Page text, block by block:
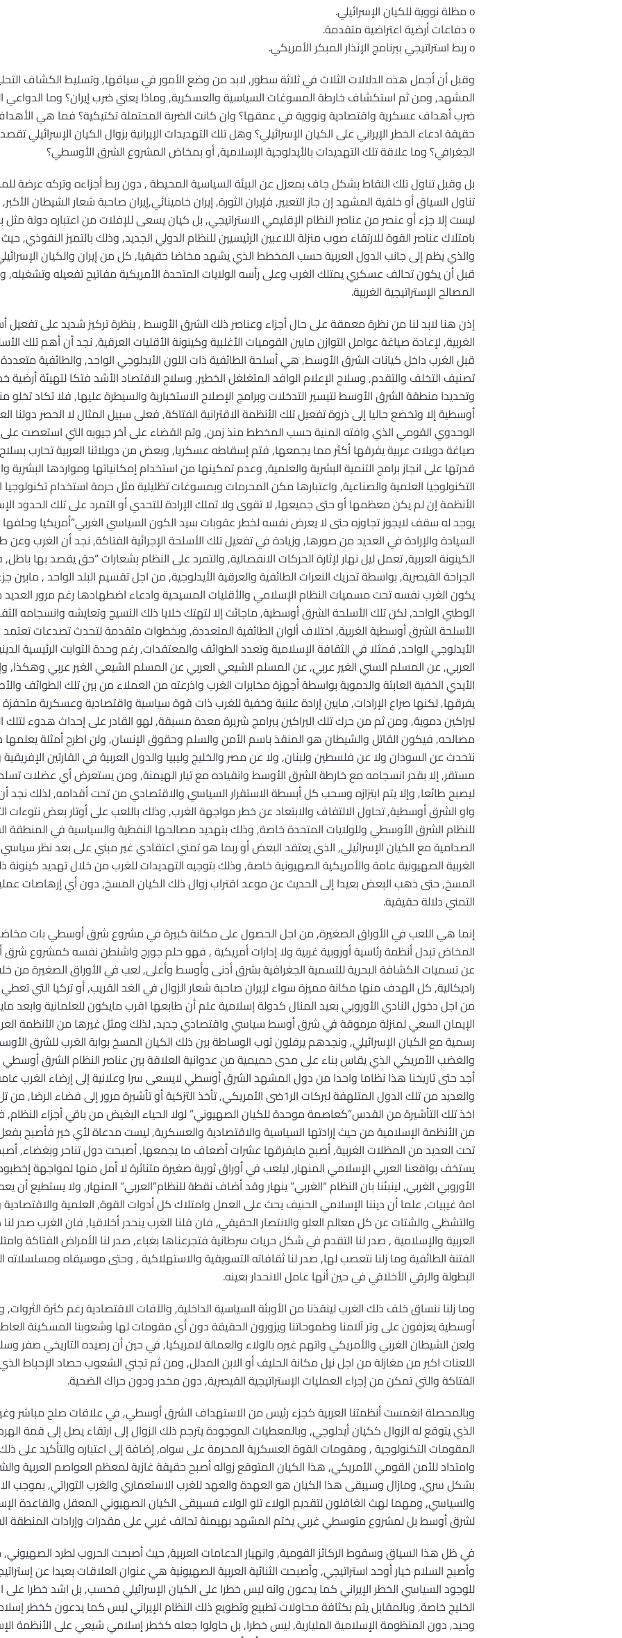
o مظلة نووية للكيان الإسرائيلي.
o دفاعات أرضية اعتراضية متقدمة.
o ربط استراتيجي ببرنامج الإنذار المبكر الأمريكي.
وقبل أن أجمل هذه الدلالات الثلاث في ثلاثة سطور, لابد من وضع الأمور في سياقها, وتسليط الكشاف
المشهد, ومن ثم استكشاف خارطة المسوغات السياسية والعسكرية, وماذا يعني ضرب إيران؟ وما الدواعي
ضرب أهداف عسكرية واقتصادية ونووية في عمقها؟ وان كانت الضربة المحتملة تكتيكية؟ فما هي الأهداف
حقيقة ادعاء الخطر الإيراني على الكيان الإسرائيلي؟ وهل تلك التهديدات الإيرانية بزوال الكيان الإسرائيلي
الجغرافي؟ وما علاقة تلك التهديدات بالأيدلوجية الإسلامية, أو بمخاض المشروع الشرق الأوسطي؟
بل وقبل تناول تلك النقاط بشكل جاف بمعزل عن البيئة السياسية المحيطة , دون ربط أجزاءه وتركه عرضة
تناول السياق أو خلفية المشهد إن جاز التعبير, فإيران الثورة, إيران خامينائي,إيران صاحبة شعار الشيطان
ليست إلا جزء أو عنصر من عناصر النظام الإقليمي الاستراتيجي, بل كيان يسعى للإفلات من اعتباره دولة
بامتلاك عناصر القوة للارتقاء صوب منزلة اللاعبين الرئيسيين للنظام الدولي الجديد, وذلك بالتميز
والذي يظم إلى جانب الدول العربية حسب المخطط الذي يشهد مخاضا حقيقيا, كل من إيران والكيان
قبل أن يكون تحالف عسكري يمتلك الغرب وعلى رأسه الولايات المتحدة الأمريكية مفاتيح تفعيله
المصالح الإستراتيجية الغربية.
إذن هنا لابد لنا من نظرة معمقة على حال أجزاء وعناصر ذلك الشرق الأوسط , بنظرة تركيز شديد على تفعيل
الغربية, لإعادة صياغة عوامل التوازن مابين القوميات الأغلبية وكينونة الأقليات العرقية, نجد أن أهم تلك
قبل الغرب داخل كيانات الشرق الأوسط, هي أسلحة الطائفية ذات اللون الأيدلوجي الواحد, والطائفية متعددة
تصنيف التخلف والتقدم, وسلاح الإعلام الوافد المتغلغل الخطير, وسلاح الاقتصاد الأشد فتكا لتهيئة أرضية
وتحديدا منطقة الشرق الأوسط لتيسير التدخلات وبرامج الإصلاح الاستخبارية والسيطرة عليها, فلا تكاد تخلو
أوسطية إلا وتخضع حاليا إلى ذروة تفعيل تلك الأنظمة الاقترانية الفتاكة, فعلى سبيل المثال لا الحصر دولنا
الوحدوي القومي الذي وافته المنية حسب المخطط منذ زمن, وتم القضاء على آخر جيوبه التي استعصت على
صياغة دويلات عربية يفرقها أكثر مما يجمعها, فتم إسقاطه عسكريا, وبعض من دويلاتنا العربية تحارب
قدرتها على انجاز برامج التنمية البشرية والعلمية, وعدم تمكينها من استخدام إمكانياتها ومواردها البشرية
التكنولوجيا العلمية والصناعية, واعتبارها مكن المحرمات وبمسوغات تظليلية مثل حرمة استخدام
الأنظمة إن لم يكن معظمها أو حتى جميعها, لا تقوى ولا تملك الإرادة للتحدي أو التمرد على تلك الحدود
يوجد له سقف لايجوز تجاوزه حتى لا يعرض نفسه لخطر عقوبات سيد الكون السياسي الغربي”أمريكيا وحلفها
السيادة والإرادة في العديد من صورها, وزيادة في تفعيل تلك الأسلحة الإجرائية الفتاكة, نجد أن الغرب
الكينونة العربية, تعمل ليل نهار لإثارة الحركات الانفصالية, والتمرد على النظام بشعارات “حق يقصد بها
الجراحة القيصرية, بواسطة تحريك النعرات الطائفية والعرقية الأيدلوجية, من اجل تقسيم البلد الواحد ,
يكون الغرب نفسه تحت مسميات النظام الإسلامي والأقليات المسيحية وادعاء اضطهادها رغم مرور
الوطني الواحد, لكن تلك الأسلحة الشرق أوسطية, ماجائت إلا لتهتك خلايا ذلك النسيج وتعايشه وانسجامه
الأسلحة الشرق أوسطية الغربية, اختلاف ألوان الطائفية المتعددة, وبخطوات متقدمة لتحدث تصدعات
الأيدلوجي الواحد, فمثلا في الثقافة الإسلامية وتعدد الطوائف والمعتقدات, رغم وحدة الثوابت الرئيسية
العربي, عن المسلم السني الغير عربي, عن المسلم الشيعي العربي عن المسلم الشيعي الغير عربي وهكذا,
الأيدي الخفية العابثة والدموية بواسطة أجهزة مخابرات الغرب واذرعته من العملاء من بين تلك الطوائف
يفرقها, لكنها صراع الإرادات, مابين إرادة علنية وخفية للغرب ذات قوة سياسية واقتصادية وعسكرية متحفزة
لبراكين دموية, ومن ثم من حرك تلك البراكين ببرامج شريرة معدة مسبقة, لهو القادر على إحداث هدوء
مصالحه, فيكون القاتل والشيطان هو المنقذ باسم الأمن والسلم وحقوق الإنسان, ولن اطرح أمثلة يعلمها
نتحدث عن السودان ولا عن فلسطين ولبنان, ولا عن مصر والخليج وليبيا والدول العربية في القارتين
مستقر, إلا بقدر انسجامه مع خارطة الشرق الأوسط وانقياده مع تيار الهيمنة, ومن يستعرض أي عضلات
ليصبح طائعا, وإلا يتم ابتزازه وسحب كل أبسطة الاستقرار السياسي والاقتصادي من تحت أقدامه, لذلك نجد
واو الشرق أوسطية, تحاول الالتفاف والابتعاد عن خطر مواجهة الغرب, وذلك باللعب على أوتار بعض نتوءات
للنظام الشرق الأوسطي وللولايات المتحدة خاصة, وذلك بتهديد مصالحها النفطية والسياسية في
الصدامية مع الكيان الإسرائيلي, الذي يعتقد البعض أو ربما هو تمني اعتقادي غير مبني على بعد نظر سياسي
الغربية الصهيونية عامة والأمريكية الصهيونية خاصة, وذلك بتوجيه التهديدات للغرب من خلال تهديد
المسخ, حتى ذهب البعض بعيدا إلى الحديث عن موعد اقتراب زوال ذلك الكيان المسخ, دون أي إرهاصات
التمني دلالة حقيقية.
إنما هي اللعب في الأوراق الصغيرة, من اجل الحصول على مكانة كبيرة في مشروع شرق أوسطي بات
المخاض تبدل أنظمة رئاسية أوروبية غربية ولا إدارات أمريكية , فهو حلم جورج واشنطن نفسه كمشروع
عن تسميات الكشافة البحرية للتسمية الجغرافية بشرق أدنى وأوسط وأعلى, لعب في الأوراق الصغيرة من
راديكالية, كل الهدف منها مكانة مميزة سواء لإيران صاحبة شعار الزوال في الغد القريب, أو تركيا التي تعطي
من اجل دخول النادي الأوروبي بعيد المنال كدولة إسلامية علم أن طابعها اقرب مايكون للعلمانية
الإيمان السعي لمنزلة مرموقة في شرق أوسط سياسي واقتصادي جديد, لذلك ومثل غيرها من الأنظمة
رسمية مع الكيان الإسرائيلي, ونجدهم يرفلون ثوب الوساطة بين ذلك الكيان المسخ بوابة الغرب للشرق
والغضب الأمريكي الذي يقاس بناء على مدى حميمية من عدوانية العلاقة بين عناصر النظام الشرق أوسطي
أجد حتى تاريخنا هذا نظاما واحدا من دول المشهد الشرق أوسطي لايسعى سرا وعلانية إلى إرضاء الغرب
والعديد من تلك الدول المتلهفة لبركات الر1ضى الأمريكي, تأخذ التزكية أو تأشيرة مرور إلى
اخذ تلك التأشيرة من القدس”كعاصمة موحدة للكيان الصهيوني” لولا الحياء البغيض من باقي أجزاء النظام,
من الأنظمة الإسلامية من حيث إرادتها السياسية والاقتصادية والعسكرية, ليست مدعاة لأي خير فأصبح بفعل
تحت العديد من المظلات الغربية, أصبح مايفرقها عشرات أضعاف ما يجمعها, أصبحت دول تناحر وبغضاء,
يستخف بواقعنا العربي الإسلامي المنهار, ليلعب في أوراق ثورية صغيرة متناثرة لا أمل منها لمواجهة
الأوروبي الغربي, لينبئنا بان النظام “الغربي” ينهار وقد أضاف نقطة للنظام”العربي” المنهار, ولا يستطيع أن
امة غيبيات, علما أن ديننا الإسلامي الحنيف يحث على العمل وامتلاك كل أدوات القوة, العلمية والاقتصادية
والتشظي والشتات عن كل معالم العلو والانتصار الحقيقي, فان قلنا الغرب ينحدر أخلاقيا, فان الغرب صدر
العربية والإسلامية , صدر لنا التقدم في شكل حريات سرطانية فتجرعناها بغباء, صدر لنا الأمراض الفتاكة
الفتنة الطائفية وما زلنا نتعصب لها, صدر لنا ثقافاته التسويقية والاستهلاكية , وحتى موسيقاه ومسلسلاته
البطولة والرقي الأخلاقي في حين أنها عامل الانحدار بعينه.
وما زلنا ننساق خلف ذلك الغرب لينقذنا من الأوبئة السياسية الداخلية, والآفات الاقتصادية رغم كثرة
أوسطية يعزفون على وتر آلامنا وطموحاتنا ويزورون الحقيقة دون أي مقومات لها وشعوبنا المسكينة
ولعن الشيطان الغربي والأمريكي واتهم غيره بالولاء والعمالة لامريكيا, في حين أن رصيده التاريخي صفر
اللعنات اكبر من مغازلة من اجل نيل مكانة الحليف أو الابن المدلل, ومن ثم تجني الشعوب حصاد الإحباط
الفتاكة والتي تمكن من إجراء العمليات الإستراتيجية القيصرية, دون مخدر ودون حراك الضحية.
وبالمحصلة انغمست أنظمتنا العربية كجزء رئيس من الاستهداف الشرق أوسطي, في علاقات صلح مباشر
الذي يتوقع له الزوال ككيان أيدلوجي, وبالمعطيات الموجودة يترجم ذلك الزوال إلى ارتقاء يصل إلى قمة
المقومات التكنولوجية , ومقومات القوة العسكرية المحرمة على سواه, إضافة إلى اعتباره والتأكيد على ذلك
وامتداد للأمن القومي الأمريكي, هذا الكيان المتوقع زواله أصبح حقيقة غازية لمعظم العواصم العربية
بشكل سري, ومازال وسيبقى هذا الكيان هو العهدة والعهد للغرب الاستعماري والغرب التوراتي, بموجب
والسياسي, ومهما لهث الغافلون لتقديم الولاء تلو الولاء فسيبقى الكيان الصهيوني المعقل والقاعدة
لشرق أوسط بل لمشروع متوسطي غربي يختم المشهد بهيمنة تحالف غربي على مقدرات وإرادات المنطقة
في ظل هذا السياق وسقوط الركائز القومية, وانهيار الدعامات العربية, حيث أصبحت الحروب لطرد
وأصبح السلام خيار أوحد استراتيجي, وأصبحت الثنائية العربية الصهيونية هي عنوان العلاقات بعيدا عن
للوجود السياسي الخطر الإيراني كما يدعون وانه ليس خطرا على الكيان الإسرائيلي فحسب, بل اشد خطرا على
الخليج خاصة, وبالمقابل يتم بكثافة محاولات تطبيع وتطويع ذلك النظام الإيراني ليس كما يدعون كخطر
وحيد, دون المنظومة الإسلامية المليارية, ليس خطرا, بل حاولوا جعله كخطر إسلامي شيعي على الأنظمة